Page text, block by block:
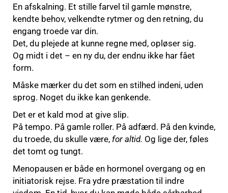
En afskalning. Et stille farvel til gamle mønstre,
kendte behov, velkendte rytmer og den retning, du
engang troede var din.
Det, du plejede at kunne regne med, opløser sig.
Og midt i det – en ny du, der endnu ikke har fået
form.
Måske mærker du det som en stilhed indeni, uden
sprog. Noget du ikke kan genkende.
Det er et kald mod at give slip.
På tempo. På gamle roller. På adfærd. På den kvinde,
du troede, du skulle være, for altid. Og lige der, føles
det tomt og tungt.
Menopausen er både en hormonel overgang og en
initiatorisk rejse. Fra ydre præstation til indre